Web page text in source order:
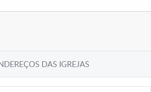
DAS IGREJAS